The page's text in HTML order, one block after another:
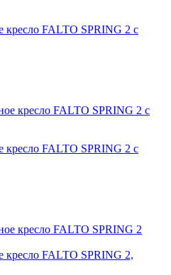
кресло FALTO SPRING 2 с
кресло FALTO SPRING 2 с
кресло FALTO SPRING 2,